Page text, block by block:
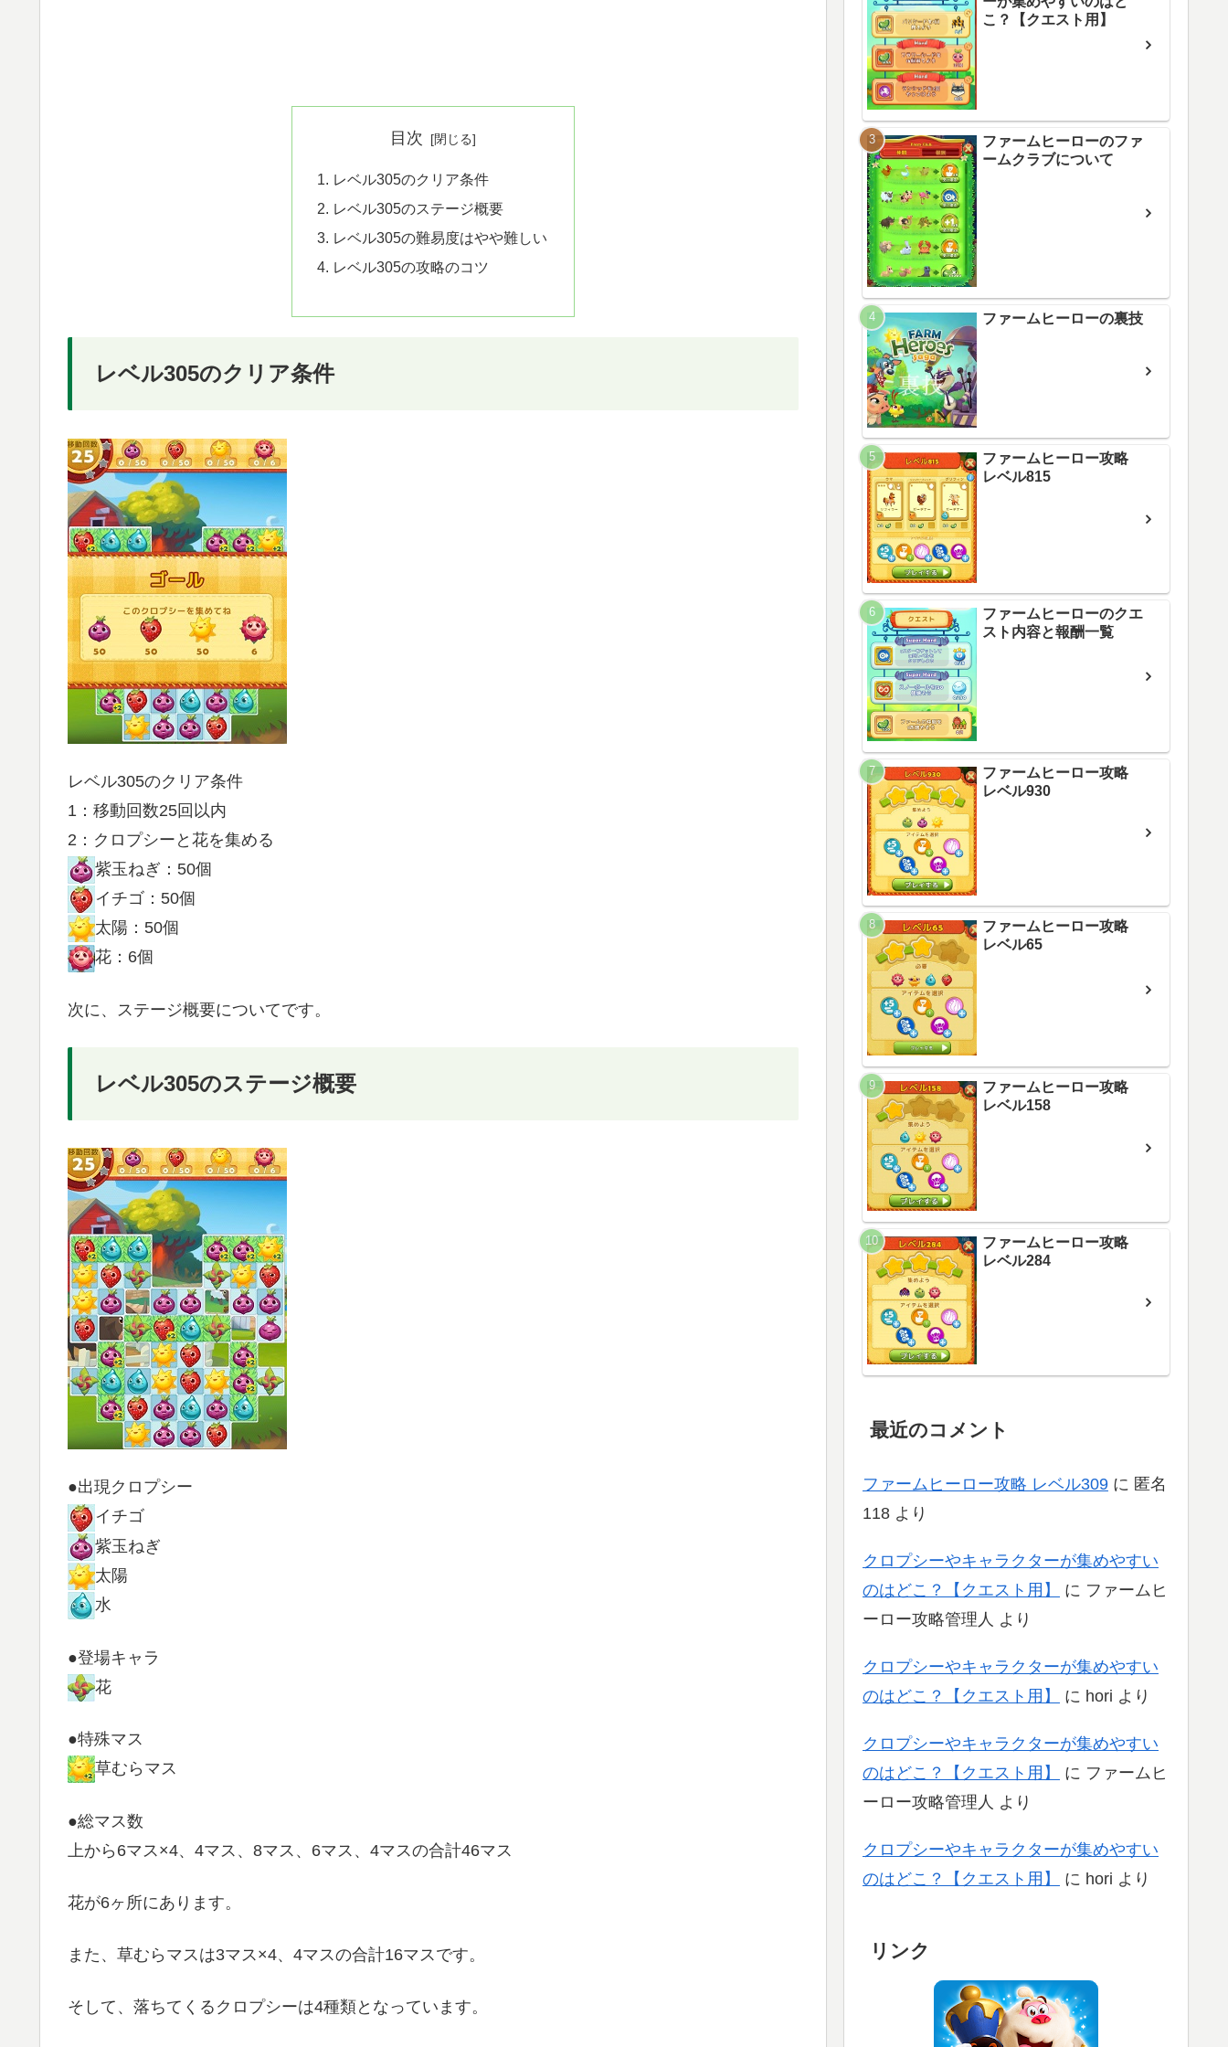
目次
レベル305のクリア条件
レベル305のステージ概要
レベル305の難易度はやや難しい
レベル305の攻略のコツ
レベル305のクリア条件
レベル305のクリア条件
1：移動回数25回以内
2：クロプシーと花を集める
紫玉ねぎ：50個
イチゴ：50個
太陽：50個
花：6個
次に、ステージ概要についてです。
レベル305のステージ概要
●出現クロプシー
イチゴ
紫玉ねぎ
太陽
水
●登場キャラ
花
●特殊マス
草むらマス
●総マス数
上から6マス×4、4マス、8マス、6マス、4マスの合計46マス
花が6ヶ所にあります。
また、草むらマスは3マス×4、4マスの合計16マスです。
そして、落ちてくるクロプシーは4種類となっています。
こ？【クエスト用】
ファームヒーローのファ
ームクラブについて
ファームヒーローの裏技
ファームヒーロー攻略
レベル815
ファームヒーローのクエ
スト内容と報酬一覧
ファームヒーロー攻略
レベル930
ファームヒーロー攻略
レベル65
ファームヒーロー攻略
レベル158
ファームヒーロー攻略
レベル284
最近のコメント
ファームヒーロー攻略 レベル309 に 匿名
118 より
クロプシーやキャラクターが集めやすい
のはどこ？【クエスト用】
に ファームヒ
ーロー攻略管理人 より
クロプシーやキャラクターが集めやすい
のはどこ？【クエスト用】
に hori より
クロプシーやキャラクターが集めやすい
のはどこ？【クエスト用】
に ファームヒ
ーロー攻略管理人 より
クロプシーやキャラクターが集めやすい
のはどこ？【クエスト用】
に hori より
リンク